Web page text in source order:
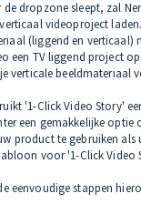
dropzone sleept, zal
videoproject
(liggend en verticaal)
een TV liggend project
verticale beeldmateriaal
'1-Click Video Story'
een gemakkelijke optie
product te gebruiken als
voor '1-Click Video
eenvoudige stappen